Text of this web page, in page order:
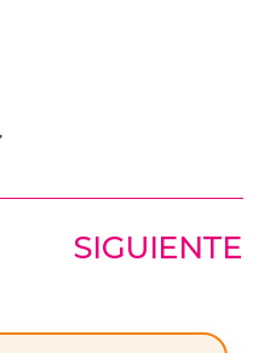
SIGUIENTE